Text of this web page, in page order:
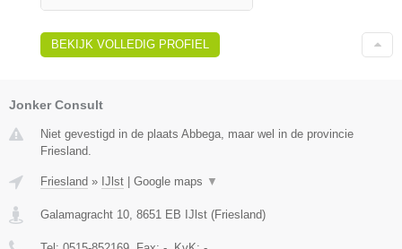
BEKIJK VOLLEDIG PROFIEL
Jonker Consult
Niet gevestigd in de plaats Abbega, maar wel in de provincie
Friesland.
Friesland » IJlst Google maps ▼
Galamagracht 10, 8651 EB IJlst (Friesland)